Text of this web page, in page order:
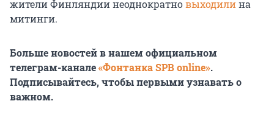
жители Финляндии неоднократновыходилина
митинги.
Больше новостей в нашем официальном
телеграм-канале«Фонтанка SPB online».
Подписывайтесь, чтобы первыми узнавать о
важном.